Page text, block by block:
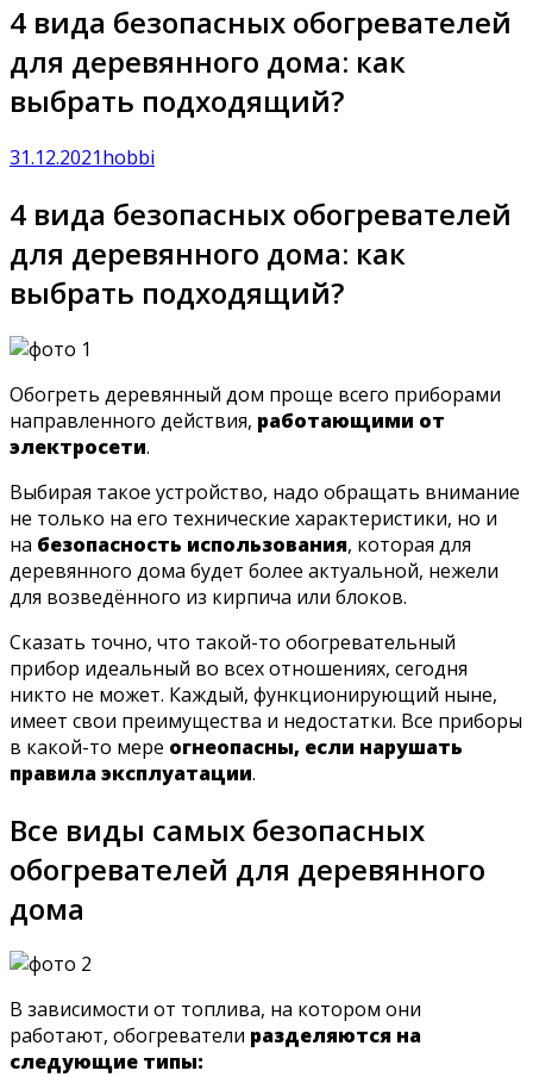
4 вида безопасных обогревателей
для деревянного дома: как
выбрать подходящий?
31.12.2021hobbi
4 вида безопасных обогревателей
для деревянного дома: как
выбрать подходящий?
Обогреть деревянный дом проще всего приборами
направленного действия, работающими от
электросети.
Выбирая такое устройство, надо обращать внимание
не только на его технические характеристики, но и
на безопасность использования, которая для
деревянного дома будет более актуальной, нежели
для возведённого из кирпича или блоков.
Сказать точно, что такой-то обогревательный
прибор идеальный во всех отношениях, сегодня
никто не может. Каждый, функционирующий ныне,
имеет свои преимущества и недостатки. Все приборы
в какой-то мере огнеопасны, если нарушать
правила эксплуатации.
Все виды самых безопасных
обогревателей для деревянного
дома
В зависимости от топлива, на котором они
работают, обогреватели разделяются на
следующие типы: